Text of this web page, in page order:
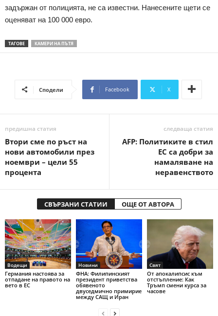
задържан от полицията, не са известни. Нанесените щети се
оценяват на 100 000 евро.
ТАГОВЕ КАМЕРИ НА ПЪТЯ
Сподели Facebook X
предишна статия
Втори сме по ръст на
нови автомобили през
ноември – цели 55
процента
следваща статия
AFP: Политиките в стил
ЕС са добри за
намаляване на
неравенството
СВЪРЗАНИ СТАТИИ ОЩЕ ОТ АВТОРА
Водещи
Германия настоява за
отпадане на правото на
вето в ЕС
Новини
ФНА: Филипинският
президент приветства
обявеното
двуседмично примирие
между САЩ и Иран
Свят
От апокалипсис към
отстъпление: Как
Тръмп смени курса за
часове